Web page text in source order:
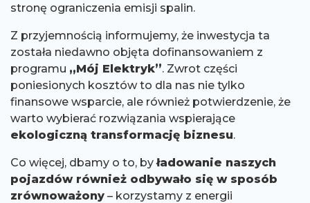
stronę ograniczenia emisji spalin.
Z przyjemnością informujemy, że inwestycja ta
została niedawno objęta dofinansowaniem z
programu „Mój Elektryk”. Zwrot części
poniesionych kosztów to dla nas nie tylko
finansowe wsparcie, ale również potwierdzenie, że
warto wybierać rozwiązania wspierające
ekologiczną transformację biznesu.
Co więcej, dbamy o to, byładowanie naszych
pojazdów również odbywało się w sposób
zrównoważony – korzystamy z energii